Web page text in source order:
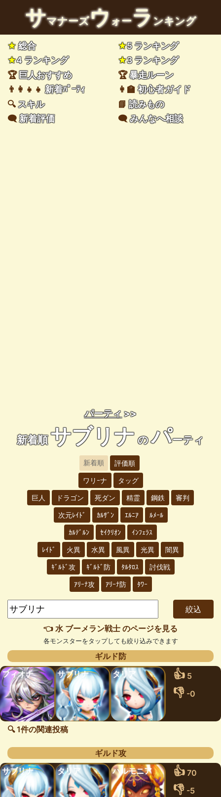
サマナーズウォーランキング
★総合 ★5 ランキング
★4 ランキング ★3 ランキング
🏆巨人おすすめ 🏆暴走ルーン
👨‍👩‍👧‍👧新着ﾊﾟｰﾃｨ 👩‍🏫初心者ガイド
🔍スキル 📘読みもの
🗨️新着評価 🗨️みんなへ相談
パーティ >>
新着順サブリナ のパーティ
新着順 評価順
ワリｰナ タッグ
巨人 ドラゴン 死ダン 精霊 鋼鉄 審判
次元ﾚｲﾄﾞ ｶﾙｻﾞﾝ ｴﾙﾆｱ ﾙﾒｰﾙ
ｶﾙﾃﾞﾙﾝ ｾｲｸﾘｵﾝ ｲﾝﾌｪﾗｽ
ﾚｲﾄﾞ 火異 水異 風異 光異 闇異
ｷﾞﾙﾄﾞ攻 ｷﾞﾙﾄﾞ防 ﾀﾙﾀﾛｽ 討伐戦
ｱﾘｰﾅ攻 ｱﾘｰﾅ防 ﾀﾜｰ
👈 水 ブーメラン戦士 のページを見る
各モンスターをタップしても絞り込みできます
ギルド防
フィオナ
サブリナ タリア 👍 5
👎 -0
🔍 1件の関連投稿
ギルド攻
サブリナ
タリア ハルモニア 👍 70
👎 -5